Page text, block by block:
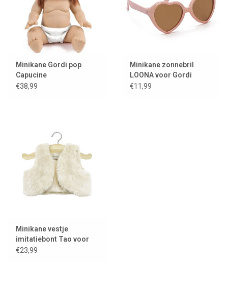
Minikane Gordi pop
Capucine
€38,99
Minikane zonnebril
LOONA voor Gordi
poppen / kleur roze
€11,99
Minikane vestje
imitatiebont Tao voor
Gordi poppen / écru
€23,99